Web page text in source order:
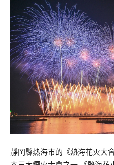
靜岡縣熱海市的《熱海花火大